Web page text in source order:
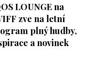
LOUNGE na
zve na letní
plný hudby,
a novinek